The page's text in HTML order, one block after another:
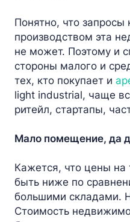
Понятно, что
производством эта
не может. Поэтому и
стороны малого и
тех, кто покупает и
light industrial, чаще
ритейл, стартапы,
Мало помещение, да
Кажется, что цены
быть ниже по
большими складами.
Стоимость